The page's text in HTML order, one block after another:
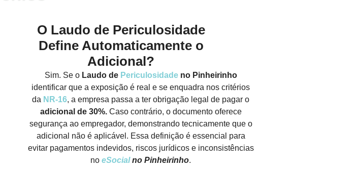
O Laudo de Periculosidade
Define Automaticamente o
Adicional?
Sim. Se o Laudo de Periculosidadeno Pinheirinho
identificar que a exposição é real e se enquadra nos critérios
da NR-16, a empresa passa a ter obrigação legal de pagar o
adicional de 30%.Caso contrário, o documento oferece
segurança ao empregador, demonstrando tecnicamente que o
adicional não é aplicável. Essa definição é essencial para
evitar pagamentos indevidos, riscos jurídicos e inconsistências
no eSocial no Pinheirinho.